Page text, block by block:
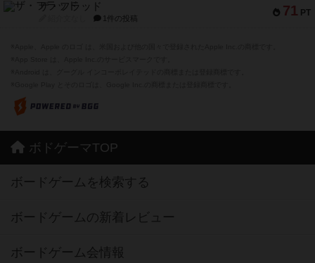
71 PT
ザ・フラッド
1件の投稿
ボドゲーマTOP
ボードゲームを検索する
ボードゲームの新着レビュー
ボードゲーム会情報